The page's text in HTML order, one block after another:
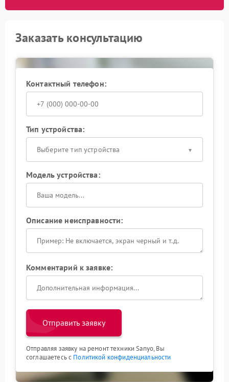
Заказать консультацию
Контактный телефон:
Тип устройства:
Выберите тип устройства
Модель устройства:
Описание неисправности:
Комментарий к заявке:
Отправить заявку
Отправляя заявку на ремонт техники Sanyo, Вы
соглашаетесь с Политикой конфиденциальности